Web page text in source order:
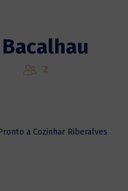
2
a Cozinhar Riberalves